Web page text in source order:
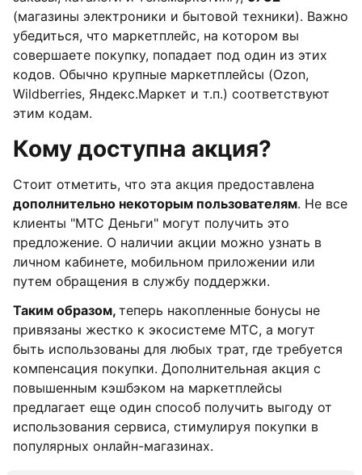
(магазины электроники и бытовой техники). Важно
убедиться, что маркетплейс, на котором вы
совершаете покупку, попадает под один из этих
кодов. Обычно крупные маркетплейсы (Ozon,
Wildberries, Яндекс.Маркет и т.п.) соответствуют
этим кодам.
Кому доступна акция?
Стоит отметить, что эта акция предоставлена
дополнительно некоторым пользователям. Не все
клиенты "МТС Деньги" могут получить это
предложение. О наличии акции можно узнать в
личном кабинете, мобильном приложении или
путем обращения в службу поддержки.
Таким образом, теперь накопленные бонусы не
привязаны жестко к экосистеме МТС, а могут
быть использованы для любых трат, где требуется
компенсация покупки. Дополнительная акция с
повышенным кэшбэком на маркетплейсы
предлагает еще один способ получить выгоду от
использования сервиса, стимулируя покупки в
популярных онлайн-магазинах.